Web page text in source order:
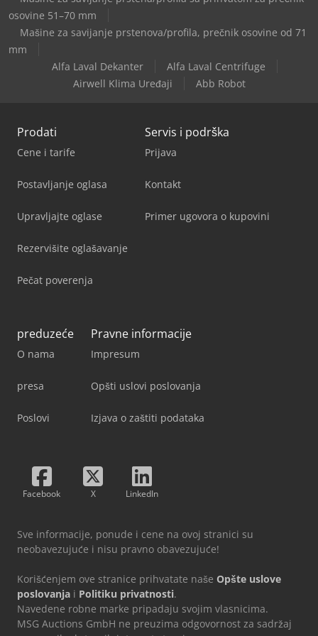
Haas Vm-6
osovine 51–70 mm
Mašine za savijanje prstenova/profila, prečnik osovine od 71
mm
Alfa Laval Dekanter
Alfa Laval Centrifuge
Airwell Klima Uređaji
Abb Robot
Prodati
Cene i tarife
Postavljanje oglasa
Upravljajte oglase
Rezervišite oglašavanje
Pečat poverenja
Servis i podrška
Prijava
Kontakt
Primer ugovora o kupovini
preduzeće
O nama
presa
Poslovi
Pravne informacije
Impresum
Opšti uslovi poslovanja
Izjava o zaštiti podataka
Facebook X LinkedIn
Sve informacije, ponude i cene na ovoj stranici su
neobavezujuće i nisu pravno obavezujuće!
Korišćenjem ove stranice prihvatate naše Opšte uslove
poslovanja i Politiku privatnosti.
Navedene robne marke pripadaju svojim vlasnicima.
MSG Auctions GmbH ne preuzima odgovornost za sadržaj